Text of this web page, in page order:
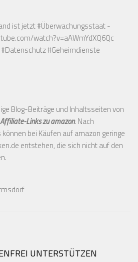
ist jetzt #Überwachungsstaat -
watch?v=aAWmYdXQ6Qc
#Geheimdienste
Blog-Beiträge und Inhaltsseiten von
Affiliate-Links zu amazon. Nach
bei Käufen auf amazon geringe
entstehen, die sich nicht auf den
UNTERSTÜTZEN